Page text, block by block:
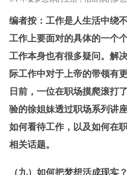
编者按：工作是人生活中绕
工作上要面对的具体的一个
工作本身也有很多疑问。解
际工作中对于上帝的带领有
日前，一位在职场摸爬滚打
验的徐姐妹透过职场系列讲
如何看待工作，以及如何在
相关话题。
（九）如何把梦想活成现实？